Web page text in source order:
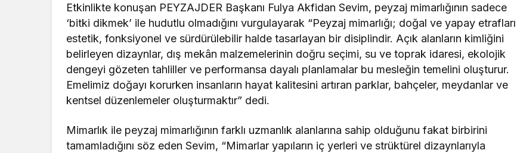
Etkinlikte konuşan PEYZAJDER Başkanı Fulya Akfidan Sevim, peyzaj mimarlığının sadece
‘bitki dikmek’ ile hudutlu olmadığını vurgulayarak “Peyzaj mimarlığı; doğal ve yapay etrafları
estetik, fonksiyonel ve sürdürülebilir halde tasarlayan bir disiplindir. Açık alanların kimliğini
belirleyen dizaynlar, dış mekân malzemelerinin doğru seçimi, su ve toprak idaresi, ekolojik
dengeyi gözeten tahliller ve performansa dayalı planlamalar bu mesleğin temelini oluşturur.
Emelimiz doğayı korurken insanların hayat kalitesini artıran parklar, bahçeler, meydanlar ve
kentsel düzenlemeler oluşturmaktır” dedi.
Mimarlık ile peyzaj mimarlığının farklı uzmanlık alanlarına sahip olduğunu fakat birbirini
tamamladığını söz eden Sevim, “Mimarlar yapıların iç yerleri ve strüktürel dizaynlarıyla